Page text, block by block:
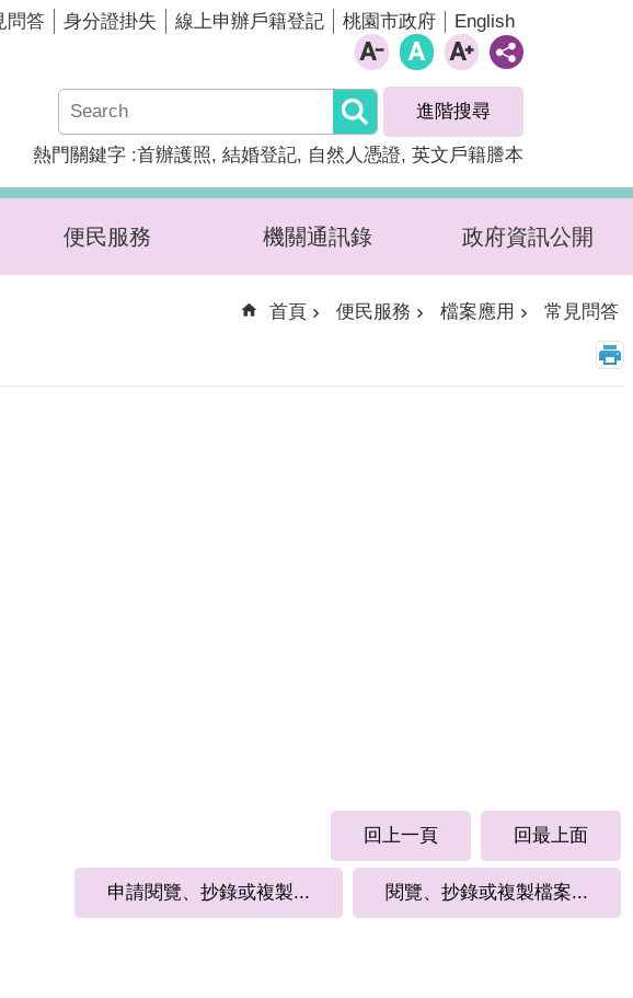
問答 身分證掛失 線上申辦戶籍登記 桃園市政府 English
進階搜尋
熱門關鍵字 首辦護照 結婚登記 自然人憑證 英文戶籍謄本
便民服務 機關通訊錄 政府資訊公開
首頁 便民服務 檔案應用 常見問答
回上一頁 回最上面
申請閱覽、抄錄或複製... 閱覽、抄錄或複製檔案...